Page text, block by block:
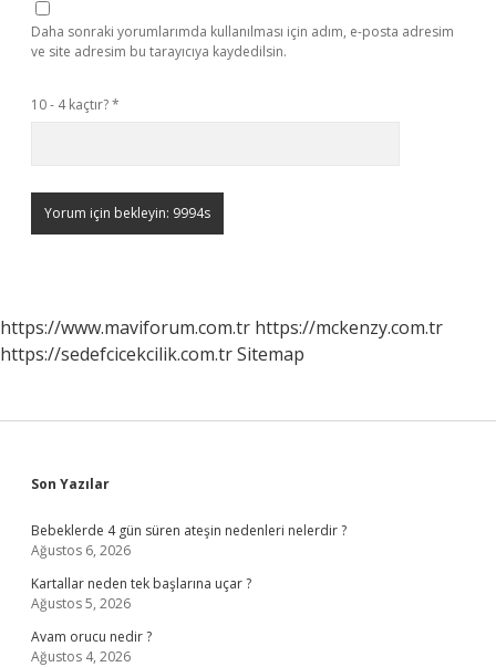
Daha sonraki yorumlarımda kullanılması için adım, e-posta adresim
ve site adresim bu tarayıcıya kaydedilsin.
10 - 4 kaçtır?*
https://www.maviforum.com.tr https://mckenzy.com.tr
https://sedefcicekcilik.com.trSitemap
Sidebar
Son Yazılar
Bebeklerde 4 gün süren ateşin nedenleri nelerdir ?
Ağustos 6, 2026
Kartallar neden tek başlarına uçar ?
Ağustos 5, 2026
Avam orucu nedir ?
Ağustos 4, 2026